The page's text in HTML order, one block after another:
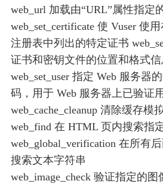
web_url 加载由“URL”属性指定
web_set_certificate 使 Vuser 使
注册表中列出的特定证书
证书和密钥文件的位置和格式信
web_set_user 指定 Web 服务器
码，用于 Web 服务器上已验证
web_cache_cleanup 清除缓存模
web_find 在 HTML 页内搜索指
web_global_verification 在所有
搜索文本字符串
web_image_check 验证指定的